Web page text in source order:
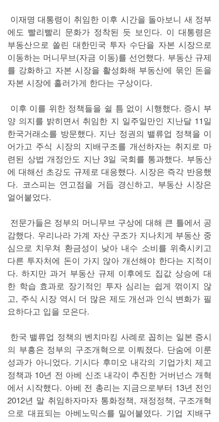
이재명 대통령이 취임한 이후 시간을 돌아보니 새 정부
에도 빨리빨리 문화가 정착된 듯 보인다. 이 대통령은
부동산으로 쏠린 대한민국 투자 수단을 자본 시장으로
이동하는 머니무브(자금 이동)를 선언했다. 부동산 규제
를 강화하고 자본 시장을 활성화해 부동산에 묶인 돈을
자본 시장에 흘러가게 한다는 구상이다.
이후 이를 위한 정책들을 쉴 틈 없이 시행했다. 증시 부
양 의지를 밝히면서 취임한 지 일주일만인 지난달 11일
한국거래소를 방문했다. 지난 정권의 밸류업 정책을 이
어가고 주식 시장의 지배구조를 개선하자는 취지로 마
련된 상법 개정안도 지난 3일 국회를 통과했다. 부동산
에 대해선 초강도 규제로 대응했다. 시장은 즉각 반응했
다. 코스피는 연고점을 거듭 경신하고, 부동산 시장은
얼어붙었다.
전문가들은 정부의 머니무브 구상에 대해 큰 틀에서 공
감했다. 우리나라 가계 자산 구조가 지나치게 부동산 중
심으로 치우쳐 환금성이 낮아 내수 소비를 위축시키고
다른 투자처에 돈이 가지 않아 개선해야 한다는 지적이
다. 하지만 과거 부동산 규제 이후에도 집값 상승에 대
한 학습 효과로 장기적인 투자 심리는 쉽게 꺾이지 않
고, 주식 시장 역시 더 많은 제도 개선과 인식 변화가 필
요하다고 입을 모은다.
한국 밸류업 정책의 벤치마킹 사례로 꼽히는 일본 증시
의 부흥은 정부의 구조개혁으로 이뤄졌다. 단숨에 이룬
성과가 아니었다. 기시다 후미오 내각의 기업가치 제고
정책과 10년 전 아베 신조 내각이 추진한 거버넌스 개혁
에서 시작했다. 아베 전 총리는 지금으로부터 13년 전인
2012년 말 취임하자마자 통화정책, 재정정책, 구조개혁
으로 대표되는 아베노믹스를 밀어붙였다. 기업 지배구